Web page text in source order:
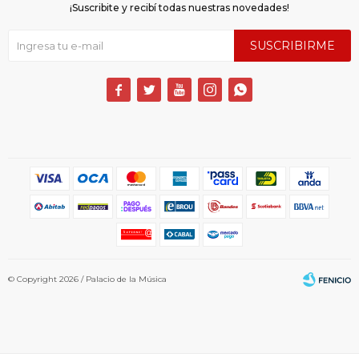
¡Suscribite y recibí todas nuestras novedades!
SUSCRIBIRME
    
© Copyright 2026 / Palacio de la Música